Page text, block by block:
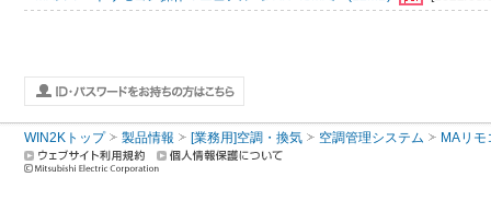
WIN2Kトップ 製品情報 [業務用]空調・換気 空調管理システム MAリモ